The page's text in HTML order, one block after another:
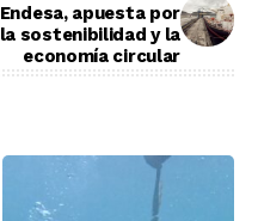
Endesa, apuesta por
la sostenibilidad y la
economía circular